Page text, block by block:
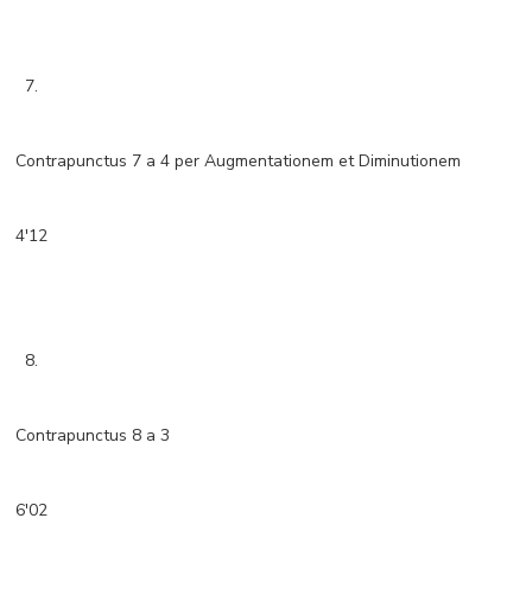
7.
Contrapunctus 7 a 4 per Augmentationem et Diminutionem
4'12
8.
Contrapunctus 8 a 3
6'02